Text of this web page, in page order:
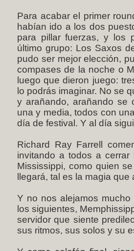
Para acabar el primer
habían ido a los dos
para pillar fuerzas, y los
último grupo: Los Saxos
pudo ser mejor elección,
compases de la noche o
luego que dieron juego:
lo podrás imaginar. No se
y arañando, arañando se
una y media, todos con
día de festival. Y al día
Richard Ray Farrell
invitando a todos a
Mississippi, como quien
llegará, tal es la magia
Y no nos alejamos
los siguientes,
servidor que siente
sus ritmos, sus solos y su